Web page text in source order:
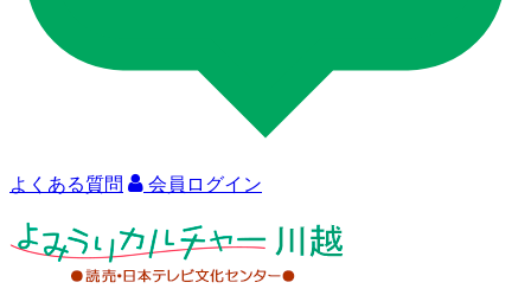
よくある質問 会員ログイン